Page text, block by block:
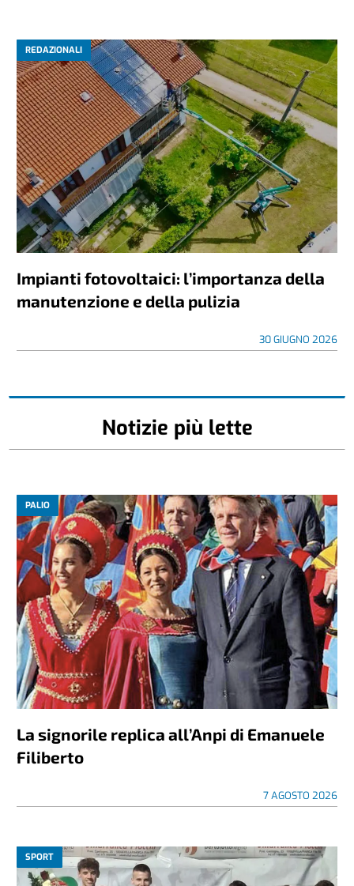
REDAZIONALI
Impianti fotovoltaici: l’importanza della
manutenzione e della pulizia
30 GIUGNO 2026
Notizie più lette
PALIO
La signorile replica all’Anpi di Emanuele
Filiberto
7 AGOSTO 2026
SPORT